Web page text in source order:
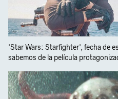
'Star Wars: Starfighter', fecha de
sabemos de la película